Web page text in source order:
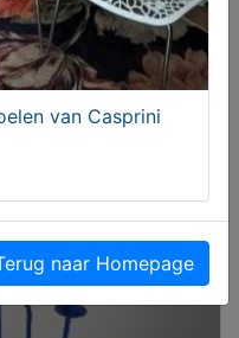
van Casprini
naar Homepage